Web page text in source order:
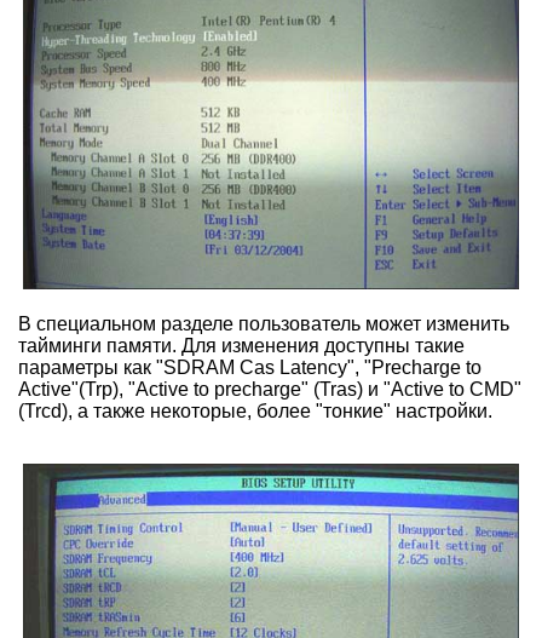
В специальном разделе пользователь может изменить
тайминги памяти. Для изменения доступны такие
параметры как "SDRAM Cas Latency", "Precharge to
Active"(Trp), "Active to precharge" (Tras) и "Active to CMD"
(Trcd), а также некоторые, более "тонкие" настройки.